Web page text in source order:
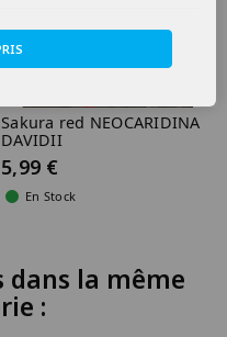
Sakura red NEOCARIDINA
DAVIDII
5,99 €
En Stock
la même
: